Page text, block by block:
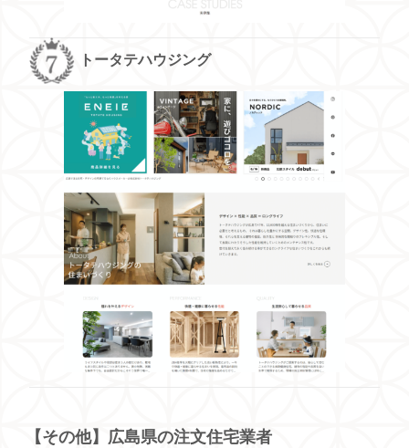
トータテハウジング
【その他】広島県の注文住宅業者